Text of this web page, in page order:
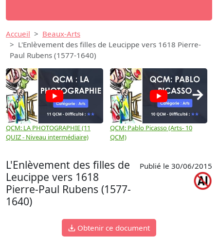
Accueil
Beaux-Arts
L'Enlèvement des filles de Leucippe vers 1618 Pierre-
Paul Rubens (1577-1640)
QCM: LA PHOTOGRAPHIE (11
QUIZ - Niveau intermédiaire)
QCM: Pablo Picasso (Arts- 10
QCM)
→
L'Enlèvement des filles de
Leucippe vers 1618
Pierre-Paul Rubens (1577-
1640)
Publié le 30/06/2015
Obtenir ce document